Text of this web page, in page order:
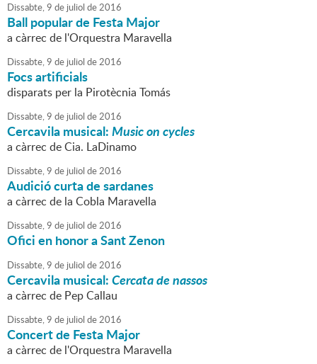
Dissabte,9 de juliol de2016
Ball popular de Festa Major
a càrrec de l'Orquestra Maravella
Dissabte,9 de juliol de2016
Focs artificials
disparats per la Pirotècnia Tomás
Dissabte,9 de juliol de2016
Cercavila musical:Music on cycles
a càrrec de Cia. LaDinamo
Dissabte,9 de juliol de2016
Audició curta de sardanes
a càrrec de la Cobla Maravella
Dissabte,9 de juliol de2016
Ofici en honor a Sant Zenon
Dissabte,9 de juliol de2016
Cercavila musical:Cercata de nassos
a càrrec de Pep Callau
Dissabte,9 de juliol de2016
Concert de Festa Major
a càrrec de l'Orquestra Maravella